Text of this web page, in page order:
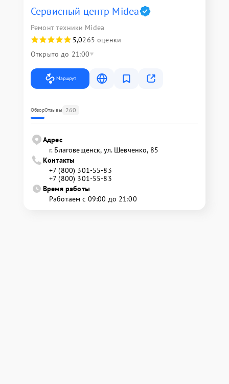
Сервисный центр Midea
Ремонт техники Midea
5,0265 оценки
Открыто до 21:00
Маршрут
ОбзорОтзывы 260
Адрес
г. Благовещенск, ул. Шевченко, 85
Контакты
+7 (800) 301-55-83
+7 (800) 301-55-83
Время работы
Работаем с 09:00 до 21:00